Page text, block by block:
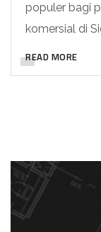
populer bagi
komersial di
READ MORE